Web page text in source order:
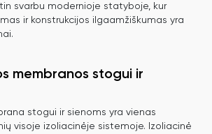
itin svarbu modernioje statyboje, kur
ir konstrukcijos ilgaamžiškumas yra
membranos stogui ir
stogui ir sienoms yra vienas
visoje izoliacinėje sistemoje. Izoliacinė